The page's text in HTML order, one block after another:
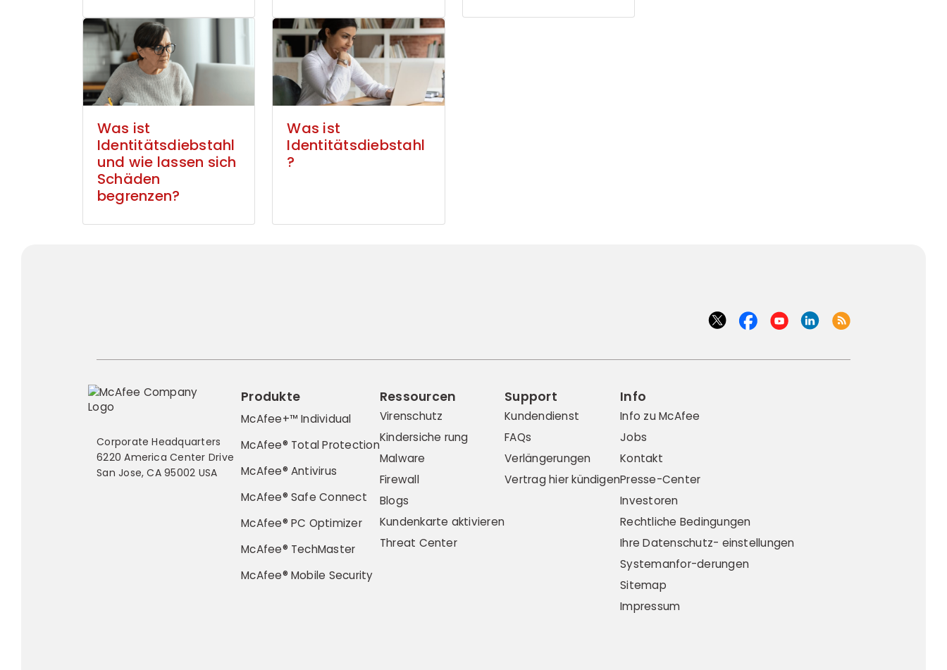
Was ist
Identitätsdiebstahl
und wie lassen sich
Schäden
begrenzen?
Was ist
Identitätsdiebstahl
?
Corporate Headquarters
6220 America Center Drive
San Jose, CA 95002 USA
Produkte
McAfee+™ Individual
McAfee® Total Protection
McAfee® Antivirus
McAfee® Safe Connect
McAfee® PC Optimizer
McAfee® TechMaster
McAfee® Mobile Security
Ressourcen
Virenschutz
Kindersiche rung
Malware
Firewall
Blogs
Kundenkarte aktivieren
Threat Center
Support
Kundendienst
FAQs
Verlängerungen
Vertrag hier kündigen
Info
Info zu McAfee
Jobs
Kontakt
Presse-Center
Investoren
Rechtliche Bedingungen
Ihre Datenschutz- einstellungen
Systemanfor-derungen
Sitemap
Impressum